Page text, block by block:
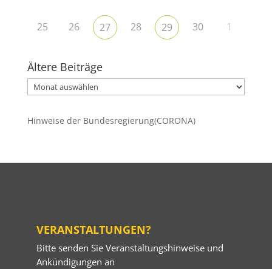
25 26 27 28 29 30 1
Ältere Beiträge
Ältere
Beiträge
Hinweise der Bundesregierung(CORONA)
VERANSTALTUNGEN?
Bitte senden Sie Veranstaltungshinweise und
Ankündigungen an